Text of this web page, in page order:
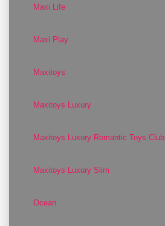
Maxi Life
Maxi Play
Maxitoys
Maxitoys Luxury
Maxitoys Luxury Romantic Toys Club
Maxitoys Luxury Slim
Ocean